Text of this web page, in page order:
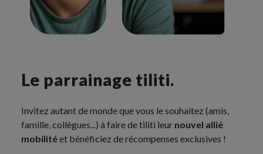
Le parrainage tiliti.
Invitez autant de monde que vous le souhaitez (amis,
famille, collègues...) à faire de tiliti leur nouvel allié
mobilitéet bénéficiez de récompenses exclusives !